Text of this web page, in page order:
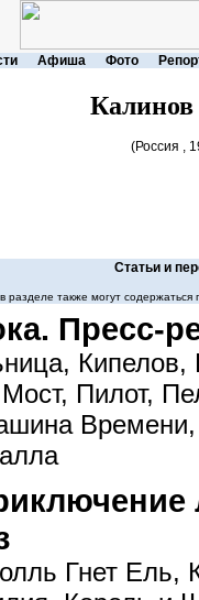
Афиша Фото
(Россия ,
Статьи и
в разделе также могут
Пресс-
Кипелов,
Пилот,
Времени,
Гнет Ель,